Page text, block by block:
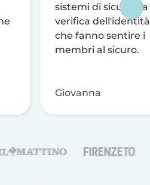
sistemi di sicurezza
verifica dell'identità
che fanno sentire i
membri al sicuro.
Giovanna